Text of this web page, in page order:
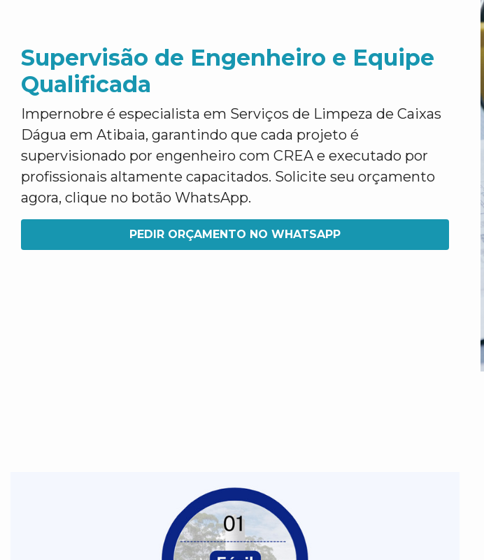
Supervisão de Engenheiro e Equipe
Qualificada
Impernobre é especialista em Serviços de Limpeza de Caixas
Dágua em Atibaia, garantindo que cada projeto é
supervisionado por engenheiro com CREA e executado por
profissionais altamente capacitados. Solicite seu orçamento
agora, clique no botão WhatsApp.
PEDIR ORÇAMENTO NO WHATSAPP